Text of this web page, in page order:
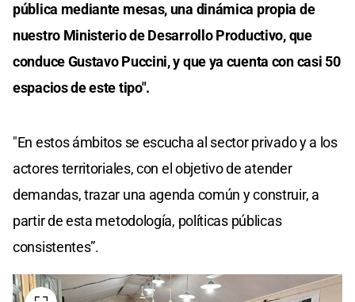
pública mediante mesas, una dinámica propia de
nuestro Ministerio de Desarrollo Productivo, que
conduce Gustavo Puccini, y que ya cuenta con casi 50
espacios de este tipo".
"En estos ámbitos se escucha al sector privado y a los
actores territoriales, con el objetivo de atender
demandas, trazar una agenda común y construir, a
partir de esta metodología, políticas públicas
consistentes”.